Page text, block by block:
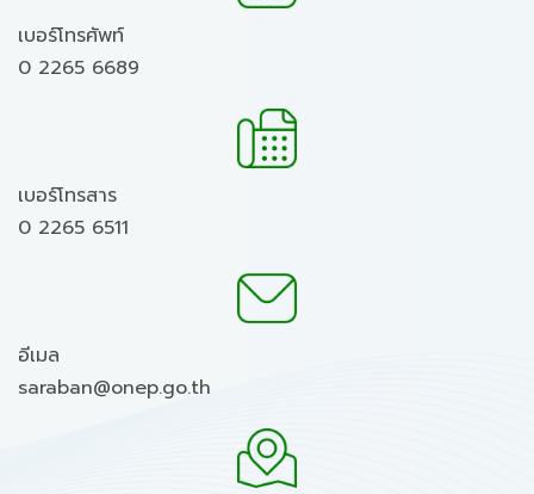
เบอร์โทรศัพท์
0 2265 6689
เบอร์โทรสาร
0 2265 6511
อีเมล
saraban@onep.go.th